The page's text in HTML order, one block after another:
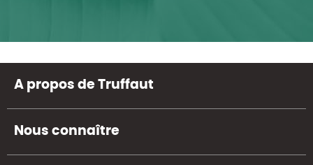
A propos de Truffaut
Nous connaître